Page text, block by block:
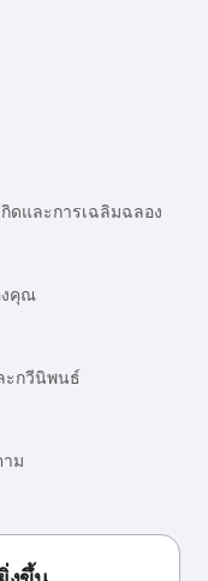
ดและการเฉลิมฉลอง
งคุณ
ะกวีนิพนธ์
าม